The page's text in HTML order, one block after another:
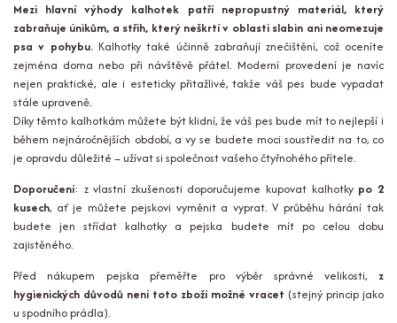
Mezi hlavní výhody kalhotek patří nepropustný materiál, který
zabraňuje únikům, a střih, který neškrtí v oblasti slabin ani neomezuje
psa v pohybu.Kalhotky také účinně zabraňují znečištění, což oceníte
zejména doma nebo při návštěvě přátel. Moderní provedení je navíc
nejen praktické, ale i esteticky přitažlivé, takže váš pes bude vypadat
stále upraveně.
Díky těmto kalhotkám můžete být klidní, že váš pes bude mít to nejlepší i
během nejnáročnějších období, a vy se budete moci soustředit na to, co
je opravdu důležité – užívat si společnost vašeho čtyřnohého přítele.
Doporučení: z vlastní zkušenosti doporučujeme kupovat kalhotky po 2
kusech, ať je můžete pejskovi vyměnit a vyprat. V průběhu hárání tak
budete jen střídat kalhotky a pejska budete mít po celou dobu
zajistěného.
Před nákupem pejska přeměřte pro výběr správné velikosti, z
hygienických důvodů není toto zboží možné vracet (stejný princip jako
u spodního prádla).